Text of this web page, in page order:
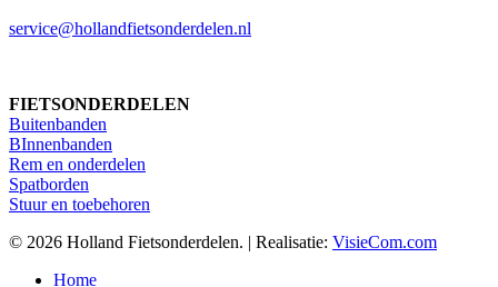
service@hollandfietsonderdelen.nl
FIETSONDERDELEN
Buitenbanden
BInnenbanden
Rem en onderdelen
Spatborden
Stuur en toebehoren
© 2026 Holland Fietsonderdelen. | Realisatie: VisieCom.com
Close
Home